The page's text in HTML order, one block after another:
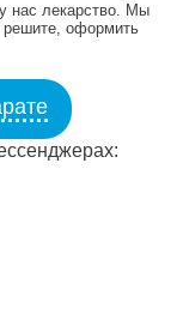
нас лекарство. Мы
решите, оформить